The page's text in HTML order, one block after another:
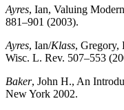
Ayres, Ian, Valuing
881–901 (2003).
Ayres, Ian/Klass, Gregory,
Wisc. L. Rev. 507–553
Baker, John H., An
New York 2002.